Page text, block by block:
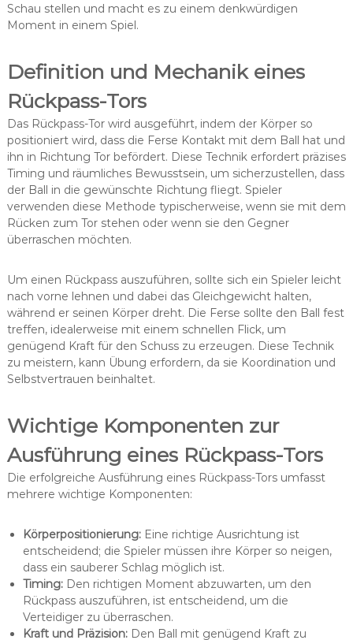
Schau stellen und macht es zu einem denkwürdigen
Moment in einem Spiel.
Definition und Mechanik eines
Rückpass-Tors
Das Rückpass-Tor wird ausgeführt, indem der Körper so
positioniert wird, dass die Ferse Kontakt mit dem Ball hat und
ihn in Richtung Tor befördert. Diese Technik erfordert präzises
Timing und räumliches Bewusstsein, um sicherzustellen, dass
der Ball in die gewünschte Richtung fliegt. Spieler
verwenden diese Methode typischerweise, wenn sie mit dem
Rücken zum Tor stehen oder wenn sie den Gegner
überraschen möchten.
Um einen Rückpass auszuführen, sollte sich ein Spieler leicht
nach vorne lehnen und dabei das Gleichgewicht halten,
während er seinen Körper dreht. Die Ferse sollte den Ball fest
treffen, idealerweise mit einem schnellen Flick, um
genügend Kraft für den Schuss zu erzeugen. Diese Technik
zu meistern, kann Übung erfordern, da sie Koordination und
Selbstvertrauen beinhaltet.
Wichtige Komponenten zur
Ausführung eines Rückpass-Tors
Die erfolgreiche Ausführung eines Rückpass-Tors umfasst
mehrere wichtige Komponenten:
Körperpositionierung:Eine richtige Ausrichtung ist
entscheidend; die Spieler müssen ihre Körper so neigen,
dass ein sauberer Schlag möglich ist.
Timing:Den richtigen Moment abzuwarten, um den
Rückpass auszuführen, ist entscheidend, um die
Verteidiger zu überraschen.
Kraft und Präzision:Den Ball mit genügend Kraft zu